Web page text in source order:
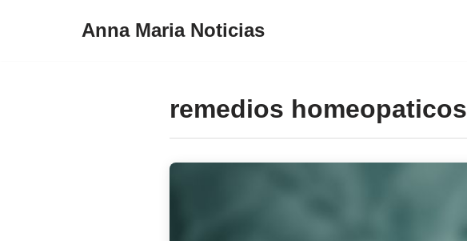
Anna Maria Noticias
remedios homeopaticos